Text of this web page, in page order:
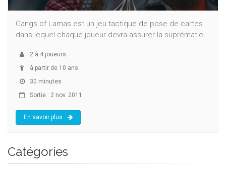
Gangs of Lamas est un jeu tactique de pose de cartes
dans lequel chaque joueur devra assurer la suprématie...
2 à 4 joueurs
à partir de 10 ans
30 minutes
Sortie : 2 nov. 2011
En savoir plus
Catégories